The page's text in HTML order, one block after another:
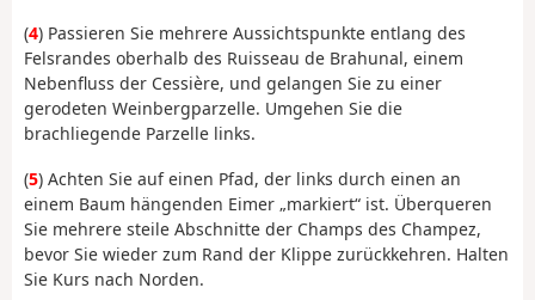
(4) Passieren Sie mehrere Aussichtspunkte entlang des
Felsrandes oberhalb des Ruisseau de Brahunal, einem
Nebenfluss der Cessière, und gelangen Sie zu einer
gerodeten Weinbergparzelle. Umgehen Sie die
brachliegende Parzelle links.
(5) Achten Sie auf einen Pfad, der links durch einen an
einem Baum hängenden Eimer „markiert“ ist. Überqueren
Sie mehrere steile Abschnitte der Champs des Champez,
bevor Sie wieder zum Rand der Klippe zurückkehren. Halten
Sie Kurs nach Norden.